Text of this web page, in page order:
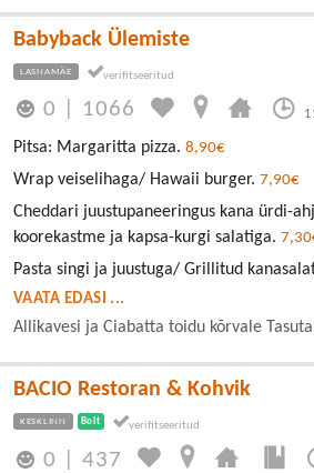
Babyback Ülemiste
LASNAMÄE
0 1066
Pitsa: Margaritta pizza. 8,90€
Wrap veiselihaga/ Hawaii burger. 7,90€
Cheddari juustupaneeringus kana ürdi-
koorekastme ja kapsa-kurgi salatiga.
Pasta singi ja juustuga/ Grillitud
VAATA EDASI ...
Allikavesi ja Ciabatta toidu kõrvale
BACIO Restoran & Kohvik
KESKLINN Bolt
0 |437